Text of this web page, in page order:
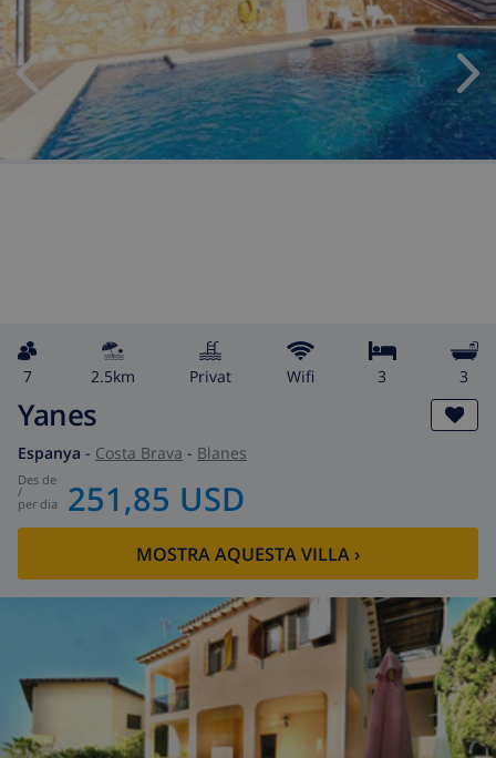
7 2.5km Privat wifi 3 3
Yanes
Espanya - Costa Brava - Blanes
des de
/
per dia 251,85 USD
MOSTRA AQUESTA VILLA ›